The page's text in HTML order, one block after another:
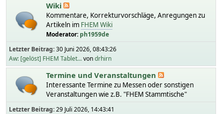
Wiki
Kommentare, Korrekturvorschläge, Anregungen zu
Artikeln im FHEM Wiki
Moderator: ph1959de
Letzter Beitrag:30 Juni 2026, 08:43:26
Aw: [gelöst] FHEM Tablet...vondrhirn
Termine und Veranstaltungen
Interessante Termine zu Messen oder sonstigen
Veranstaltungen wie z.B. "FHEM Stammtische"
Letzter Beitrag:29 Juli 2026, 14:43:41